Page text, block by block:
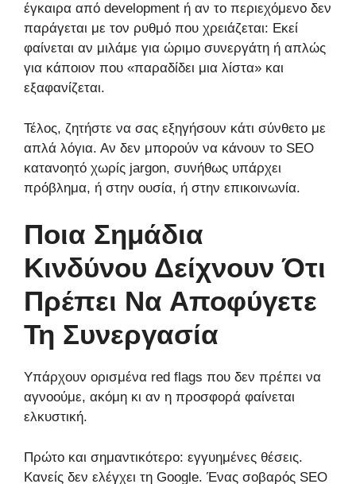
έγκαιρα από development ή αν το περιεχόμενο δεν
παράγεται με τον ρυθμό που χρειάζεται: Εκεί
φαίνεται αν μιλάμε για ώριμο συνεργάτη ή απλώς
για κάποιον που «παραδίδει μια λίστα» και
εξαφανίζεται.
Τέλος, ζητήστε να σας εξηγήσουν κάτι σύνθετο με
απλά λόγια. Αν δεν μπορούν να κάνουν το SEO
κατανοητό χωρίς jargon, συνήθως υπάρχει
πρόβλημα, ή στην ουσία, ή στην επικοινωνία.
Ποια Σημάδια
Κινδύνου Δείχνουν Ότι
Πρέπει Να Αποφύγετε
Τη Συνεργασία
Υπάρχουν ορισμένα red flags που δεν πρέπει να
αγνοούμε, ακόμη κι αν η προσφορά φαίνεται
ελκυστική.
Πρώτο και σημαντικότερο: εγγυημένες θέσεις.
Κανείς δεν ελέγχει τη Google. Ένας σοβαρός SEO